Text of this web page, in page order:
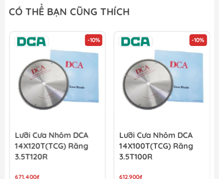
CÓ THỂ BẠN CŨNG THÍCH
-10%
Lưỡi Cưa Nhôm DCA
14X120T(TCG) Răng
3.5T120R
671.400₫
-10%
Lưỡi Cưa Nhôm DCA
14X100T(TCG) Răng
3.5T100R
612.900₫